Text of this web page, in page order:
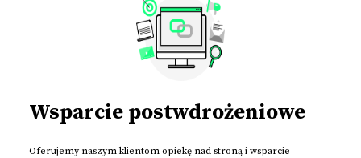
Wsparcie postwdrożeniowe
Oferujemy naszym klientom opiekę nad stroną i wsparcie